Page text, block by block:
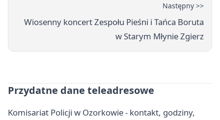
Następny >>
Wiosenny koncert Zespołu Pieśni i Tańca Boruta
w Starym Młynie Zgierz
Przydatne dane teleadresowe
Komisariat Policji w Ozorkowie - kontakt, godziny,